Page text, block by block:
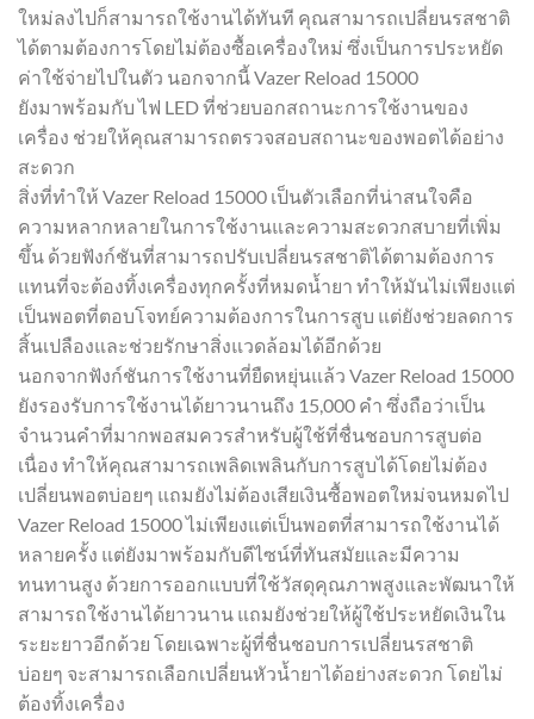
ใหม่ลงไปก็สามารถใช้งานได้ทันที คุณสามารถเปลี่ยนรสชาติ
ได้ตามต้องการโดยไม่ต้องซื้อเครื่องใหม่ ซึ่งเป็นการประหยัด
ค่าใช้จ่ายไปในตัว นอกจากนี้ Vazer Reload 15000
ยังมาพร้อมกับ ไฟ LED ที่ช่วยบอกสถานะการใช้งานของ
เครื่อง ช่วยให้คุณสามารถตรวจสอบสถานะของพอตได้อย่าง
สะดวก
สิ่งที่ทำให้ Vazer Reload 15000 เป็นตัวเลือกที่น่าสนใจคือ
ความหลากหลายในการใช้งานและความสะดวกสบายที่เพิ่ม
ขึ้น ด้วยฟังก์ชันที่สามารถปรับเปลี่ยนรสชาติได้ตามต้องการ
แทนที่จะต้องทิ้งเครื่องทุกครั้งที่หมดน้ำยา ทำให้มันไม่เพียงแต่
เป็นพอตที่ตอบโจทย์ความต้องการในการสูบ แต่ยังช่วยลดการ
สิ้นเปลืองและช่วยรักษาสิ่งแวดล้อมได้อีกด้วย
นอกจากฟังก์ชันการใช้งานที่ยืดหยุ่นแล้ว Vazer Reload 15000
ยังรองรับการใช้งานได้ยาวนานถึง 15,000 คำ ซึ่งถือว่าเป็น
จำนวนคำที่มากพอสมควรสำหรับผู้ใช้ที่ชื่นชอบการสูบต่อ
เนื่อง ทำให้คุณสามารถเพลิดเพลินกับการสูบได้โดยไม่ต้อง
เปลี่ยนพอตบ่อยๆ แถมยังไม่ต้องเสียเงินซื้อพอตใหม่จนหมดไป
Vazer Reload 15000 ไม่เพียงแต่เป็นพอตที่สามารถใช้งานได้
หลายครั้ง แต่ยังมาพร้อมกับดีไซน์ที่ทันสมัยและมีความ
ทนทานสูง ด้วยการออกแบบที่ใช้วัสดุคุณภาพสูงและพัฒนาให้
สามารถใช้งานได้ยาวนาน แถมยังช่วยให้ผู้ใช้ประหยัดเงินใน
ระยะยาวอีกด้วย โดยเฉพาะผู้ที่ชื่นชอบการเปลี่ยนรสชาติ
บ่อยๆ จะสามารถเลือกเปลี่ยนหัวน้ำยาได้อย่างสะดวก โดยไม่
ต้องทิ้งเครื่อง